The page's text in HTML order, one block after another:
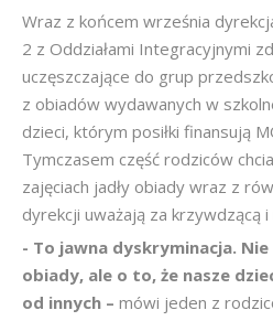
Wraz z końcem września
2 z Oddziałami Integracyjnymi
uczęszczające do grup
z obiadów wydawanych w
dzieci, którym posiłki finansują
Tymczasem część rodziców
zajęciach jadły obiady wraz z
dyrekcji uważają za krzywdzącą
- To jawna dyskryminacja.
obiady, ale o to, że nasze
od innych – mówi jeden z